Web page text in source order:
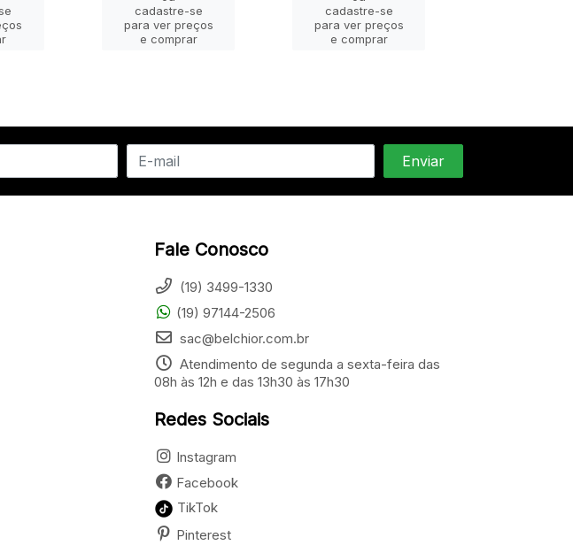
cadastre-se
para ver preços
e comprar
cadastre-se
para ver preços
e comprar
Fale Conosco
(19) 3499-1330
(19) 97144-2506
sac@belchior.com.br
Atendimento de segunda a sexta-feira das
08h às 12h e das 13h30 às 17h30
Redes Sociais
Instagram
Facebook
TikTok
Pinterest